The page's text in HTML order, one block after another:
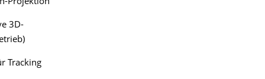
Projektion
3D-
Tracking